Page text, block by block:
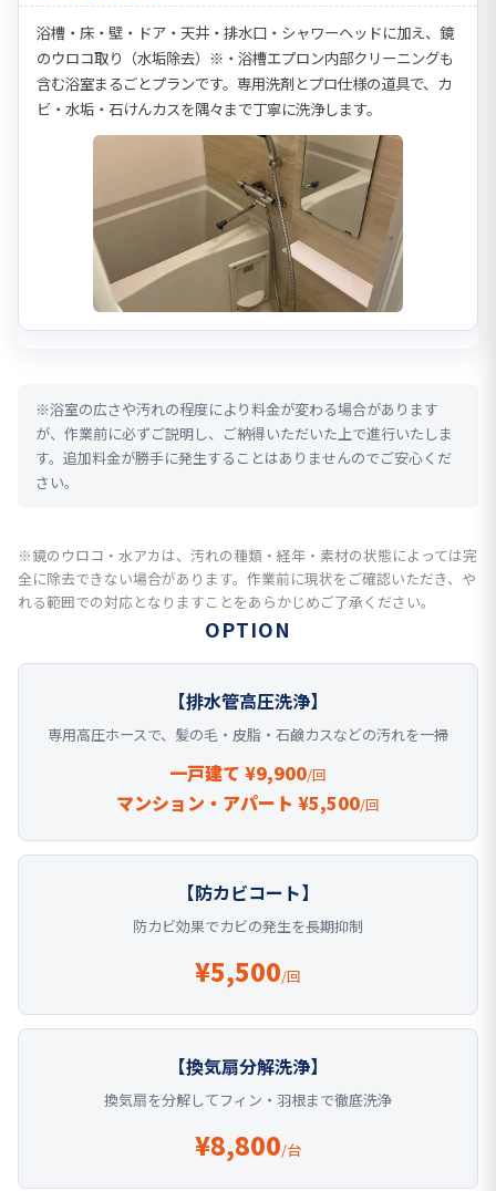
浴槽・床・壁・ドア・天井・排水口・シャワーヘッドに加え、鏡
のウロコ取り（水垢除去）※・浴槽エプロン内部クリーニングも
含む浴室まるごとプランです。専用洗剤とプロ仕様の道具で、カ
ビ・水垢・石けんカスを隅々まで丁寧に洗浄します。
※浴室の広さや汚れの程度により料金が変わる場合があります
が、作業前に必ずご説明し、ご納得いただいた上で進行いたしま
す。追加料金が勝手に発生することはありませんのでご安心くだ
さい。
※鏡のウロコ・水アカは、汚れの種類・経年・素材の状態によっては完
全に除去できない場合があります。作業前に現状をご確認いただき、や
れる範囲での対応となりますことをあらかじめご了承ください。
OPTION
【排水管高圧洗浄】
専用高圧ホースで、髪の毛・皮脂・石鹸カスなどの汚れを一掃
一戸建て ¥9,900/回
マンション・アパート ¥5,500/回
【防カビコート】
防カビ効果でカビの発生を長期抑制
¥5,500/回
【換気扇分解洗浄】
換気扇を分解してフィン・羽根まで徹底洗浄
¥8,800/台